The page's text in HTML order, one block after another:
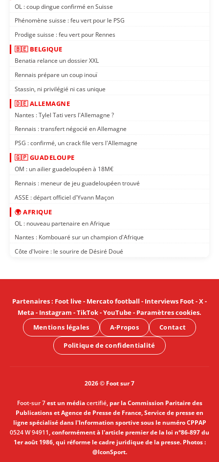
OL : coup dingue confirmé en Suisse
Phénomène suisse : feu vert pour le PSG
Prodige suisse : feu vert pour Rennes
🇧🇪 BELGIQUE
Benatia relance un dossier XXL
Rennais prépare un coup inouï
Stassin, ni privilégié ni cas unique
🇩🇪 ALLEMAGNE
Nantes : Tylel Tati vers l'Allemagne ?
Rennais : transfert négocié en Allemagne
PSG : confirmé, un crack file vers l'Allemagne
🇬🇵 GUADELOUPE
OM : un ailier guadeloupéen à 18M€
Rennais : meneur de jeu guadeloupéen trouvé
ASSE : départ officiel d'Yvann Maçon
🌍 AFRIQUE
OL : nouveau partenaire en Afrique
Nantes : Kombouaré sur un champion d'Afrique
Côte d'Ivoire : le sourire de Désiré Doué
Partenaires: Foot live- Mercato football - Interviews Foot-X-
Meta - Instagram -TikTok-YouTube- Paramètres cookies.
Mentions légales
A-Propos Contact
Politique de confidentialité
2026 © Foot sur 7
Foot-sur 7est un médiacertifié, par la Commission Paritaire des
Publications et Agence de Presse de France, Service de presse en
ligne spécialisé dans l'Information sportive sous le numéro CPPAP
0524 W 94911, conformément à l'article premier de la loi n°86-897 du
1er août 1986, qui réforme le cadre juridique de la presse. Photos :
@IconSport.